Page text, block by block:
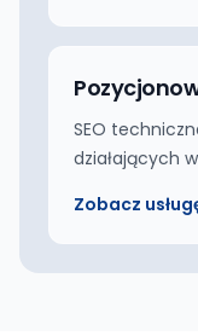
SEO
działających
Zobacz